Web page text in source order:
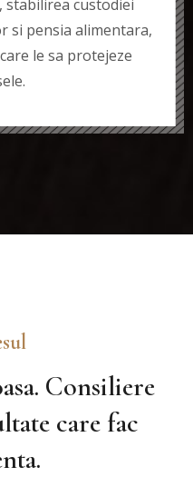
custodiei
si pensia alimentara,
le sa protejeze
Consiliere
care fac